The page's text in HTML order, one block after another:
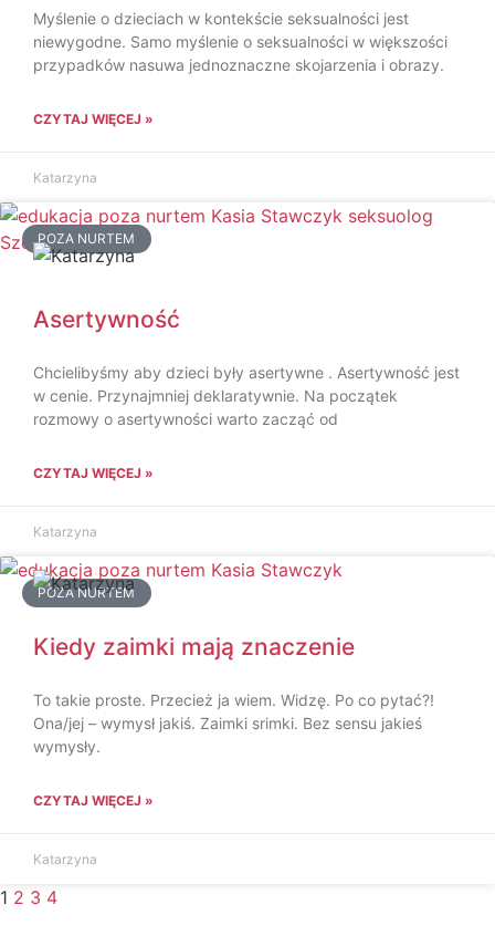
Myślenie o dzieciach w kontekście seksualności jest
niewygodne. Samo myślenie o seksualności w większości
przypadków nasuwa jednoznaczne skojarzenia i obrazy.
CZYTAJ WIĘCEJ »
Katarzyna
POZA NURTEM
Asertywność
Chcielibyśmy aby dzieci były asertywne . Asertywność jest
w cenie. Przynajmniej deklaratywnie. Na początek
rozmowy o asertywności warto zacząć od
CZYTAJ WIĘCEJ »
Katarzyna
POZA NURTEM
Kiedy zaimki mają znaczenie
To takie proste. Przecież ja wiem. Widzę. Po co pytać?!
Ona/jej – wymysł jakiś. Zaimki srimki. Bez sensu jakieś
wymysły.
CZYTAJ WIĘCEJ »
Katarzyna
1 2 3 4